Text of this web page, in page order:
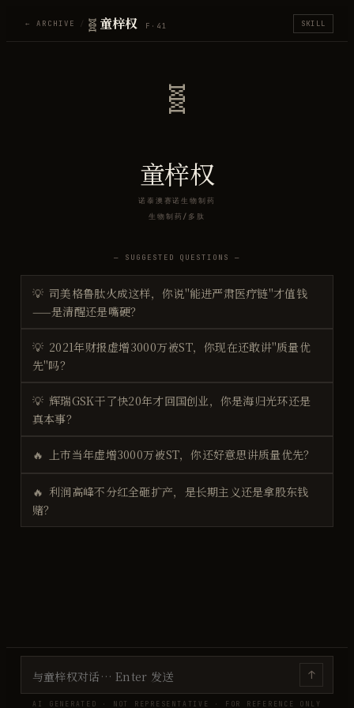
← ARCHIVE / 🧬 童梓权 F· 41 SKILL
🧬
童梓权
诺泰澳赛诺生物制药
生物制药/多肽
— SUGGESTED QUESTIONS —
💡 司美格鲁肽火成这样，你说"能进严肃医疗链"才值钱
——是清醒还是嘴硬？
💡 2021年财报虚增3000万被ST，你现在还敢讲"质量优
先"吗？
💡 辉瑞GSK干了快20年才回国创业，你是海归光环还是
真本事？
🔥 上市当年虚增3000万被ST，你还好意思讲质量优先？
🔥 利润高峰不分红全砸扩产，是长期主义还是拿股东钱
赌？
↑
AI GENERATED · NOT REPRESENTATIVE · FOR REFERENCE ONLY